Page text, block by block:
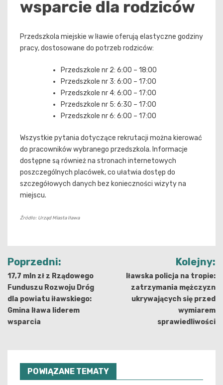
wsparcie dla rodziców
Przedszkola miejskie w Iławie oferują elastyczne godziny
pracy, dostosowane do potrzeb rodziców:
Przedszkole nr 2: 6:00 – 18:00
Przedszkole nr 3: 6:00 – 17:00
Przedszkole nr 4: 6:00 – 17:00
Przedszkole nr 5: 6:30 – 17:00
Przedszkole nr 6: 6:00 – 17:00
Wszystkie pytania dotyczące rekrutacji można kierować
do pracowników wybranego przedszkola. Informacje
dostępne są również na stronach internetowych
poszczególnych placówek, co ułatwia dostęp do
szczegółowych danych bez konieczności wizyty na
miejscu.
Źródło: Urząd Miasta Iława
Nawigacja
wpisu
Poprzedni:
17,7 mln zł z Rządowego
Funduszu Rozwoju Dróg
dla powiatu iławskiego:
Gmina Iława liderem
wsparcia
Kolejny:
Iławska policja na tropie:
zatrzymania mężczyzn
ukrywających się przed
wymiarem
sprawiedliwości
POWIĄZANE TEMATY